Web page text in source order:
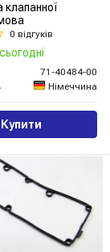
клапанної
0 відгуків
сьогодні
71-40484-00
Німеччина
Купити